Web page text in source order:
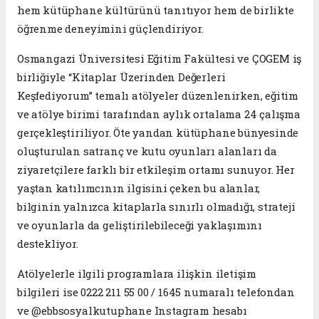
hem kütüphane kültürünü tanıtıyor hem de birlikte
öğrenme deneyimini güçlendiriyor.
Osmangazi Üniversitesi Eğitim Fakültesi ve ÇOGEM iş
birliğiyle “Kitaplar Üzerinden Değerleri
Keşfediyorum” temalı atölyeler düzenlenirken, eğitim
ve atölye birimi tarafından aylık ortalama 24 çalışma
gerçekleştiriliyor. Öte yandan kütüphane bünyesinde
oluşturulan satranç ve kutu oyunları alanları da
ziyaretçilere farklı bir etkileşim ortamı sunuyor. Her
yaştan katılımcının ilgisini çeken bu alanlar,
bilginin yalnızca kitaplarla sınırlı olmadığı, strateji
ve oyunlarla da geliştirilebileceği yaklaşımını
destekliyor.
Atölyelerle ilgili programlara ilişkin iletişim
bilgileri ise 0222 211 55 00 / 1645 numaralı telefondan
ve @ebbsosyalkutuphane Instagram hesabı